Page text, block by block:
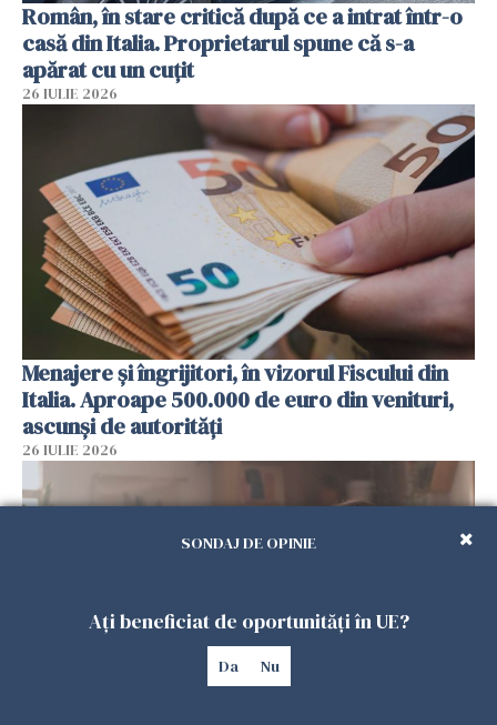
Român, în stare critică după ce a intrat într-o
casă din Italia. Proprietarul spune că s-a
apărat cu un cuțit
26 IULIE 2026
Menajere și îngrijitori, în vizorul Fiscului din
Italia. Aproape 500.000 de euro din venituri,
ascunși de autorități
26 IULIE 2026
SONDAJ DE OPINIE
Ați beneficiat de oportunități în UE?
Da Nu